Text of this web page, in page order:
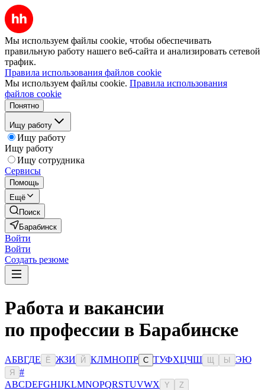
Мы используем файлы cookie, чтобы обеспечивать
правильную работу нашего веб-сайта и анализировать сетевой
трафик.
Правила использования файлов cookie
Мы используем файлы cookie. Правила использования
файлов cookie
Понятно
Ищу работу
Ищу работу
Ищу работу
Ищу сотрудника
Сервисы
Помощь
Ещё
Поиск
Барабинск
Войти
Войти
Создать резюме
Работа и вакансии
по профессии в Барабинске
АБВГДЕ Ё ЖЗИ Й КЛМНОПР С ТУФХЦЧШ Ы ЭЮ
Я
#
ABCDEFGHIJKLMNOPQRSTUVWX Y Z